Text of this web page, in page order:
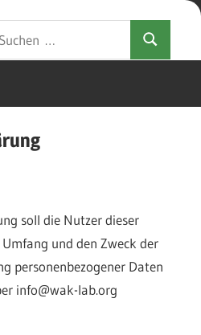
Suchen
soll die Nutzer dieser
und den Zweck der
personenbezogener Daten
info@wak-lab.org